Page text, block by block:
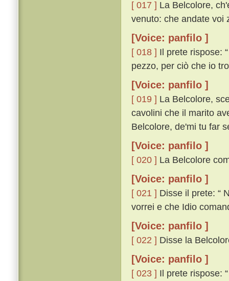
[ 017 ] La Belcolore,
venuto: che andate voi
[Voice: panfilo ]
[ 018 ] Il prete rispose:
pezzo, per ciò che io
[Voice: panfilo ]
[ 019 ] La Belcolore,
cavolini che il marito
Belcolore, de'mi tu far
[Voice: panfilo ]
[ 020 ] La Belcolore
[Voice: panfilo ]
[ 021 ] Disse il prete: “
vorrei e che Idio
[Voice: panfilo ]
[ 022 ] Disse la
[Voice: panfilo ]
[ 023 ] Il prete rispose: